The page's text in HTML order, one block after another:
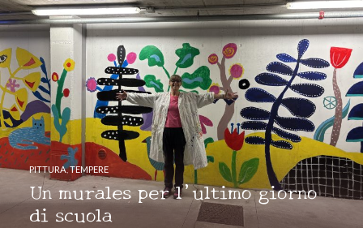
Un murales per l’ultimo giorno
di scuola
PITTURA,TEMPERE